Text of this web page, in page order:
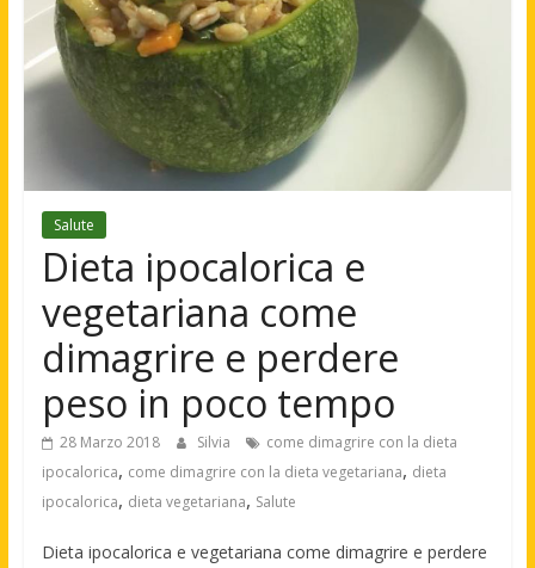
Salute
Dieta ipocalorica e
vegetariana come
dimagrire e perdere
peso in poco tempo
28 Marzo 2018 Silvia
come dimagrire con la dieta
ipocalorica, come dimagrire con la dieta vegetariana, dieta
ipocalorica, dieta vegetariana, Salute
Dieta ipocalorica e vegetariana come dimagrire e perdere